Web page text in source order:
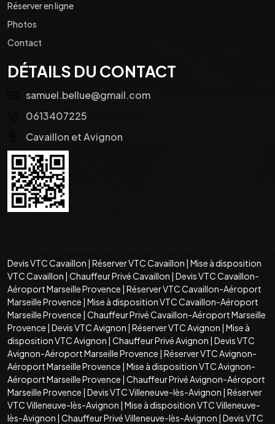
Réserver en ligne
Photos
Contact
DÉTAILS DU CONTACT
samuel.bellue@gmail.com
0613407225
Cavaillon et Avignon
Devis VTC Cavaillon | Réserver VTC Cavaillon | Mise à disposition
VTC Cavaillon | Chauffeur Privé Cavaillon | Devis VTC Cavaillon-
Aéroport Marseille Provence | Réserver VTC Cavaillon-Aéroport
Marseille Provence | Mise à disposition VTC Cavaillon-Aéroport
Marseille Provence | Chauffeur Privé Cavaillon-Aéroport Marseille
Provence | Devis VTC Avignon | Réserver VTC Avignon | Mise à
disposition VTC Avignon | Chauffeur Privé Avignon | Devis VTC
Avignon-Aéroport Marseille Provence | Réserver VTC Avignon-
Aéroport Marseille Provence | Mise à disposition VTC Avignon-
Aéroport Marseille Provence | Chauffeur Privé Avignon-Aéroport
Marseille Provence | Devis VTC Villeneuve-lès-Avignon | Réserver
VTC Villeneuve-lès-Avignon | Mise à disposition VTC Villeneuve-
lès-Avignon | Chauffeur Privé Villeneuve-lès-Avignon | Devis VTC